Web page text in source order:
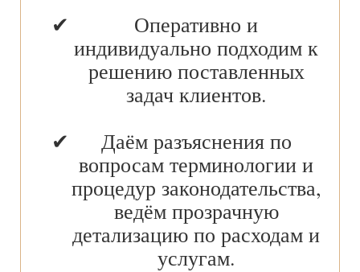
Оперативно и
индивидуально подходим к
решению поставленных
задач клиентов.
Даём разъяснения по
вопросам терминологии и
процедур законодательства,
ведём прозрачную
детализацию по расходам и
услугам.